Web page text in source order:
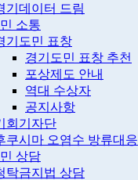
기데이터 드림
소통
기도민 표창
경기도민 표창 추천
포상제도 안내
역대 수상자
공지사항
회기자단
쿠시마 오염수 방류대응
상담
탁금지법 상담